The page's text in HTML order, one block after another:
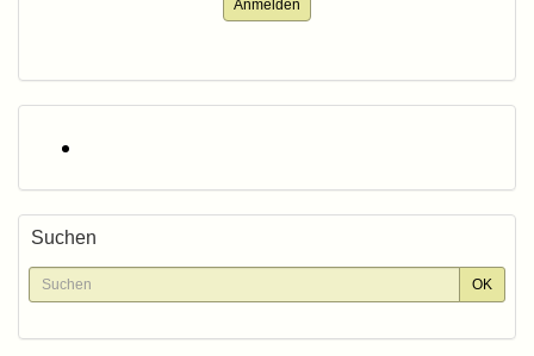
Anmelden
Suchen